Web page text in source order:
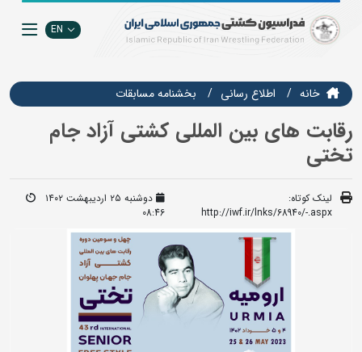
EN
خانه اطلاع رسانی بخشنامه مسابقات
رقابت های بین المللی کشتی آزاد جام
تختی
لینک کوتاه:
http://iwf.ir/lnks/68940/-.aspx
دوشنبه ۲۵ اردیبهشت ۱۴۰۲
08:46